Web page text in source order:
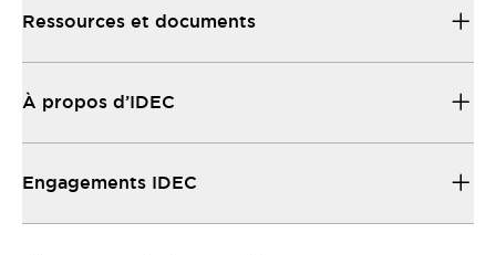
Ressources et documents
À propos d’IDEC
Engagements IDEC